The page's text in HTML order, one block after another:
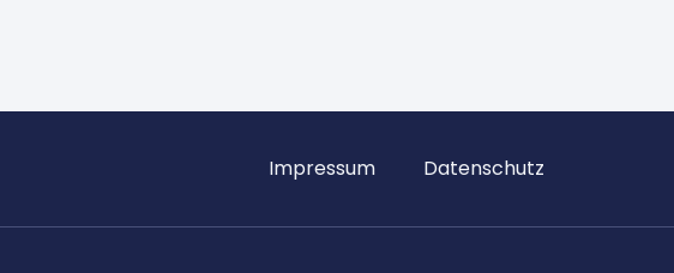
Impressum Datenschutz